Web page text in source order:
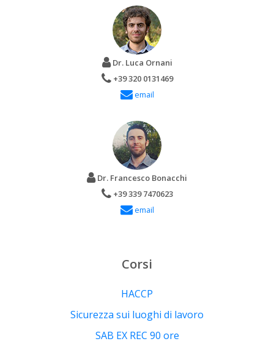
Dr. Luca Ornani
+39 320 0131469
email
Dr. Francesco Bonacchi
+39 339 7470623
email
Corsi
HACCP
Sicurezza sui luoghi di lavoro
SAB EX REC 90 ore